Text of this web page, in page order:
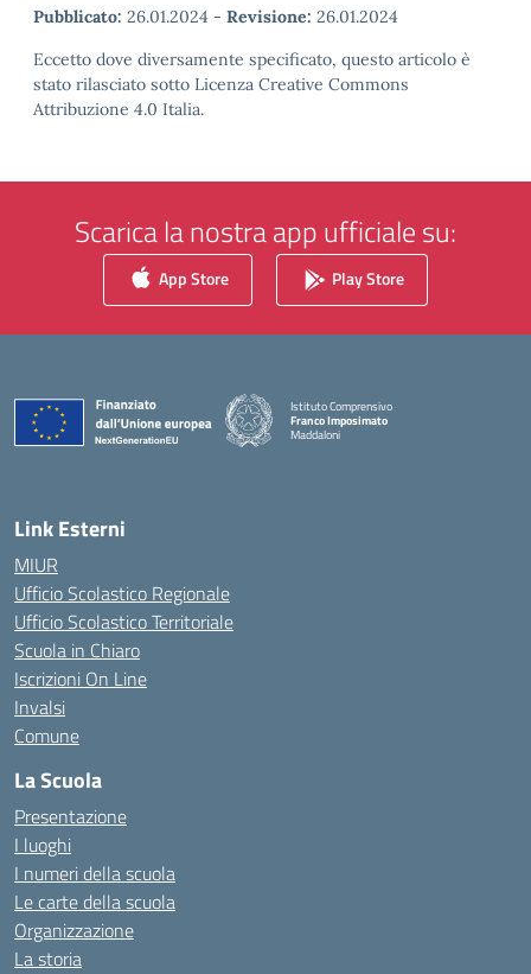
Pubblicato: 26.01.2024 - Revisione: 26.01.2024
Eccetto dove diversamente specificato, questo articolo è
stato rilasciato sotto Licenza Creative Commons
Attribuzione 4.0 Italia.
Scarica la nostra app ufficiale su:
App Store Play Store
Istituto Comprensivo
Franco Imposimato
Maddaloni
Link Esterni
MIUR
Ufficio Scolastico Regionale
Ufficio Scolastico Territoriale
Scuola in Chiaro
Iscrizioni On Line
Invalsi
Comune
La Scuola
Presentazione
I luoghi
I numeri della scuola
Le carte della scuola
Organizzazione
La storia